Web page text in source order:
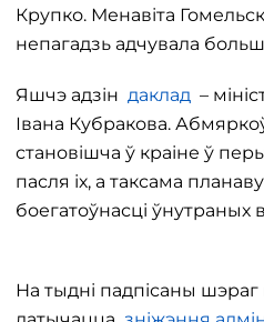
Крупко. Менавіта
непагадзь адчувала
Яшчэ адзін даклад –
Івана Кубракова.
становішча ў краіне ў
пасля іх, а таксама
боегатоўнасці ўнутраных
На тыдні падпісаны